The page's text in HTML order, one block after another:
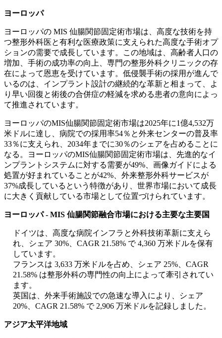
ヨーロッパ
ヨーロッパの MIS 仙腸関節固定術市場は、高度な技術を持
つ整形外科医と有利な医療政策に支えられた高度な手術オプ
ションの需要で成長しています。この地域は、高齢者人口の
増加、手術の成功率の向上、専門の整形外科クリニックの存
在によって恩恵を受けています。低侵襲手術の採用が進んで
いるのは、インプラント設計の継続的な革新と相まって、よ
り早い回復と術後の合併症の軽減を求める患者の意向によっ
て推進されています。
ヨーロッパのMIS仙腸関節固定術市場は2025年に1億4,532万
米ドルに達し、病院での採用率54％と外来センターの普及率
33％に支えられ、2034年までに30％のシェアを占めることに
なる。ヨーロッパのMIS仙腸関節固定術市場は、先進的なイ
ンプラントシステムに対する需要が49%、画像ガイドによる
処置が好まれていることが42%、外来整形外科サービスが
37%成長しているという特徴があり、世界市場において成長
に大きく貢献している市場として位置づけられています。
ヨーロッパ - MIS 仙腸関節融合市場における主要な主要国
ドイツは、高度な病院インフラと外科技術革新に支えら
れ、シェア 30%、CAGR 21.58% で 4,360 万米ドルを保有
しています。
フランスは 3,633 万米ドルを占め、シェア 25%、CAGR
21.58% は整形外科の専門性の向上によって牽引されてい
ます。
英国は、外来手術施設での急速な導入により、シェア
20%、CAGR 21.58% で 2,906 万米ドルを記録しました。
アジア太平洋地域